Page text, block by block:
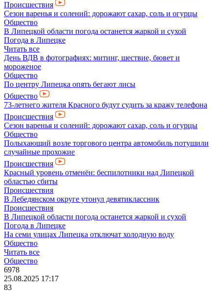
Происшествия
Сезон варенья и солений: дорожают сахар, соль и огурцы
Общество
В Липецкой области погода останется жаркой и сухой
Погода в Липецке
Читать все
День ВДВ в фотографиях: митинг, шествие, бювет и
мороженое
Общество
По центру Липецка опять бегают лисы
Общество
73-летнего жителя Красного будут судить за кражу телефона
Происшествия
Сезон варенья и солений: дорожают сахар, соль и огурцы
Общество
Полыхающий возле торгового центра автомобиль потушили
случайные прохожие
Происшествия
Красный уровень отменён: беспилотники над Липецкой
областью сбиты
Происшествия
В Лебедянском округе утонул девятиклассник
Происшествия
В Липецкой области погода останется жаркой и сухой
Погода в Липецке
На семи улицах Липецка отключат холодную воду
Общество
Читать все
Общество
6978
25.08.2025 17:17
83